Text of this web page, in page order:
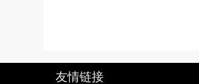
友情链接